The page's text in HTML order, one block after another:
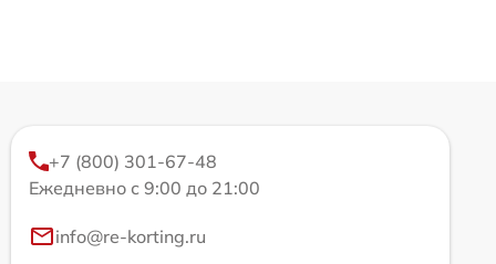
+7 (800) 301-67-48
Ежедневно с 9:00 до 21:00
info@re-korting.ru